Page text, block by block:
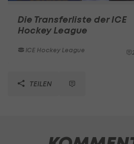
Die Transferliste der ICE
Hockey League
ICE Hockey League
TEILEN